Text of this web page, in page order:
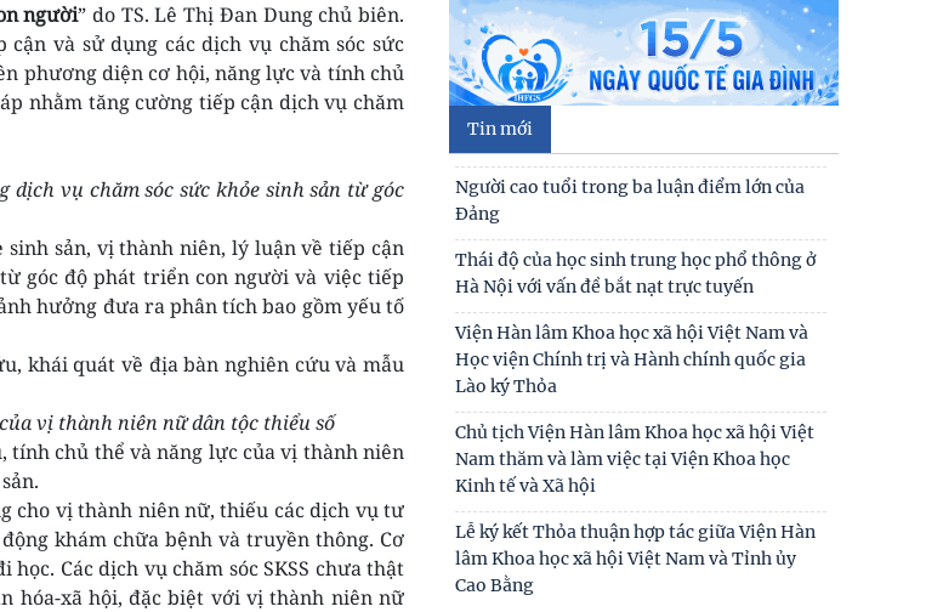
người” do TS. Lê Thị Đan Dung chủ biên.
và sử dụng các dịch vụ chăm sóc sức
phương diện cơ hội, năng lực và tính chủ
nhằm tăng cường tiếp cận dịch vụ chăm
vụ chăm sóc sức khỏe sinh sản từ góc
sản, vị thành niên, lý luận về tiếp cận
góc độ phát triển con người và việc tiếp
hưởng đưa ra phân tích bao gồm yếu tố
khái quát về địa bàn nghiên cứu và mẫu
vị thành niên nữ dân tộc thiểu số
tính chủ thể và năng lực của vị thành niên
cho vị thành niên nữ, thiếu các dịch vụ tư
khám chữa bệnh và truyền thông. Cơ
Các dịch vụ chăm sóc SKSS chưa thật
hóa-xã hội, đặc biệt với vị thành niên nữ
Tin mới
lập, tự chủ: Sáng kiến của Cộng hòa Dân chủ
Nhân dân
Bản tin Đài Truyền hình Hà Nội: Lễ Khai
mạc trưng bày "Kết nối truyền thống - Vững
bước tương lai"
Người cao tuổi trong ba luận điểm lớn của
Đảng
Thái độ của học sinh trung học phổ thông ở
Hà Nội với vấn đề bắt nạt trực tuyến
Viện Hàn lâm Khoa học xã hội Việt Nam và
Học viện Chính trị và Hành chính quốc gia
Lào ký Thỏa
Chủ tịch Viện Hàn lâm Khoa học xã hội Việt
Nam thăm và làm việc tại Viện Khoa học
Kinh tế và Xã hội
Lễ ký kết Thỏa thuận hợp tác giữa Viện Hàn
lâm Khoa học xã hội Việt Nam và Tỉnh ủy
Cao Bằng
Thư cảm ơn
Thư mời viết bài tham gia Hội thảo khoa
học “Chăm sóc, giáo dục trẻ em trong kỷ
nguyên số”
Thư mời viết bài Hội thảo khoa học quốc tế
“Gia đình Châu Á trong bối cảnh hội nhập
quốc tế và
Thư mời viết báo cáo tham luận Hội thảo
khoa học quốc gia “Xu hướng biến đổi của
gia đình Việt Nam
Công bố công khai dự toán ngân sách nhà